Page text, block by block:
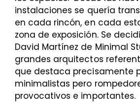
instalaciones se quería
en cada rincón, en cada
zona de exposición. Se
David Martínez de Minimal
grandes arquitectos
que destaca precisamente
minimalistas pero
provocativos e importantes.